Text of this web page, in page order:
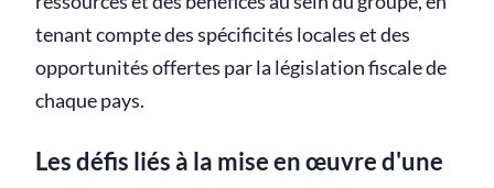
tenant compte des spécificités locales et des
opportunités offertes par la législation fiscale de
chaque pays.
Les défis liés à la mise en œuvre d'une